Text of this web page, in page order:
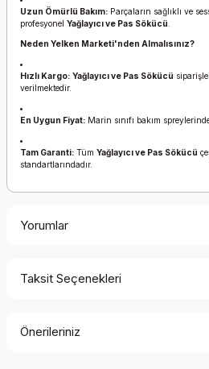
Uzun Ömürlü Bakım: Parçaların sağlıklı ve
profesyonel Yağlayıcı ve Pas Sökücü
Neden Yelken Marketi'nden Almalısınız?
Hızlı Kargo: Yağlayıcı ve Pas Sökücü
verilmektedir.
En Uygun Fiyat: Marin sınıfı bakım
Tam Garanti: Tüm Yağlayıcı ve Pas Sökücü
standartlarındadır.
Yorumlar
Taksit Seçenekleri
Önerileriniz